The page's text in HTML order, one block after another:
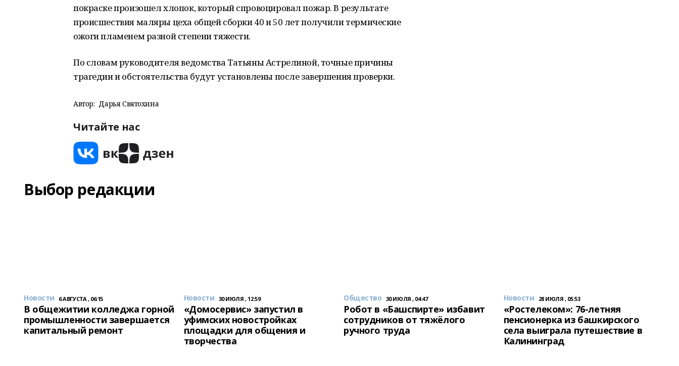
покраске произошел хлопок, который спровоцировал пожар. В результате
происшествия маляры цеха общей сборки 40 и 50 лет получили термические
ожоги пламенем разной степени тяжести.
По словам руководителя ведомства Татьяны Астрелиной, точные причины
трагедии и обстоятельства будут установлены после завершения проверки.
Автор: Дарья Святохина
Читайте нас
Выбор редакции
Новости 6 АВГУСТА , 06:15
В общежитии колледжа горной
промышленности завершается
капитальный ремонт
Новости 30 ИЮЛЯ , 12:59
«Домосервис» запустил в
уфимских новостройках
площадки для общения и
творчества
Общество 30 ИЮЛЯ , 04:47
Робот в «Башспирте» избавит
сотрудников от тяжёлого
ручного труда
Новости 28 ИЮЛЯ , 05:53
«Ростелеком»: 76-летняя
пенсионерка из башкирского
села выиграла путешествие в
Калининград